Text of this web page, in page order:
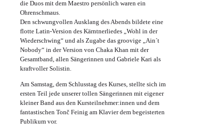
die Duos mit dem Maestro persönlich waren ein
Ohrenschmaus.
Den schwungvollen Ausklang des Abends bildete eine
flotte Latin-Version des Kärntnerliedes „Wohl in der
Wiederschwing“ und als Zugabe das groovige „Ain´t
Nobody“ in der Version von Chaka Khan mit der
Gesamtband, allen Sängerinnen und Gabriele Kari als
kraftvoller Solistin.
Am Samstag, dem Schlusstag des Kurses, stellte sich im
ersten Teil jede unserer tollen Sängerinnen mit eigener
kleiner Band aus den Kursteilnehmer:innen und dem
fantastischen Tonč Feinig am Klavier dem begeisterten
Publikum vor.